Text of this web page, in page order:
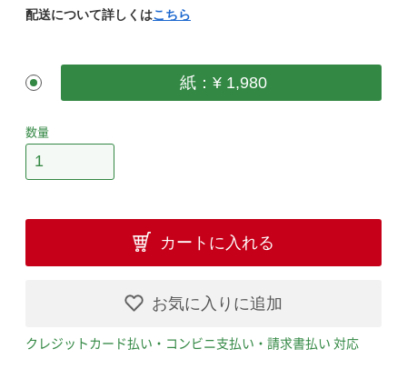
配送について詳しくはこちら
紙：¥ 1,980
数量
カートに入れる
お気に入りに追加
クレジットカード払い・コンビニ支払い・請求書払い 対応